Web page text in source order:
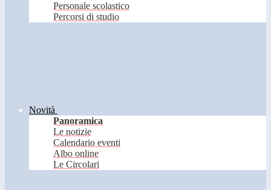
Personale scolastico
Percorsi di studio
Novità
Panoramica
Le notizie
Calendario eventi
Albo online
Le Circolari